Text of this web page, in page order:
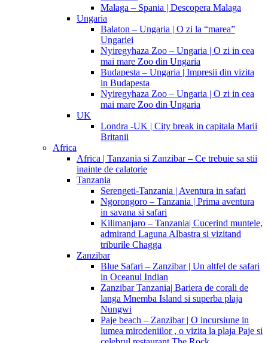
Malaga – Spania | Descopera Malaga
Ungaria
Balaton – Ungaria | O zi la “marea”
Ungariei
Nyiregyhaza Zoo – Ungaria | O zi in cea
mai mare Zoo din Ungaria
Budapesta – Ungaria | Impresii din vizita
in Budapesta
Nyiregyhaza Zoo – Ungaria | O zi in cea
mai mare Zoo din Ungaria
UK
Londra -UK | City break in capitala Marii
Britanii
Africa
Africa | Tanzania si Zanzibar – Ce trebuie sa stii
inainte de calatorie
Tanzania
Serengeti-Tanzania | Aventura in safari
Ngorongoro – Tanzania | Prima aventura
in savana si safari
Kilimanjaro – Tanzania| Cucerind muntele,
admirand Laguna Albastra si vizitand
triburile Chagga
Zanzibar
Blue Safari – Zanzibar | Un altfel de safari
in Oceanul Indian
Zanzibar Tanzania| Bariera de corali de
langa Mnemba Island si superba plaja
Nungwi
Paje beach – Zanzibar | O incursiune in
lumea mirodeniilor , o vizita la plaja Paje si